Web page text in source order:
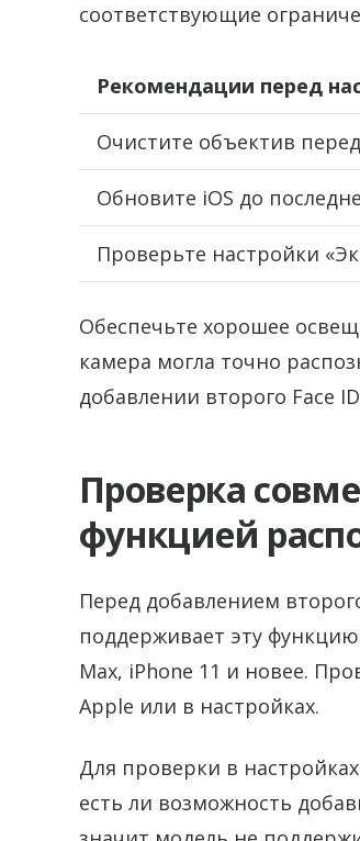
соответствующие
Рекомендации перед
Очистите объектив
Обновите iOS до
Проверьте настройки
Обеспечьте хорошее
камера могла точно
добавлении второго Face
Проверка
функцией
Перед добавлением
поддерживает эту
Max, iPhone 11 и новее.
Apple или в настройках.
Для проверки в
есть ли возможность